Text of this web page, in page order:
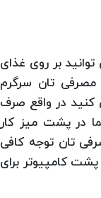
بر روی غذای
مصرفی تان سرگرم
کنید در واقع صرف
در پشت میز کار
تان توجه کافی
کامپیوتر برای